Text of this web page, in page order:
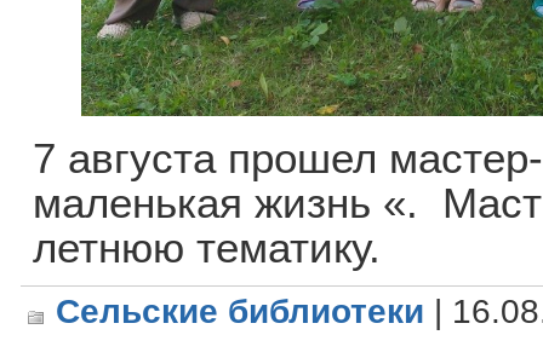
7 августа прошел
маленькая жизнь «.
летнюю тематику.
Сельские библиотеки |